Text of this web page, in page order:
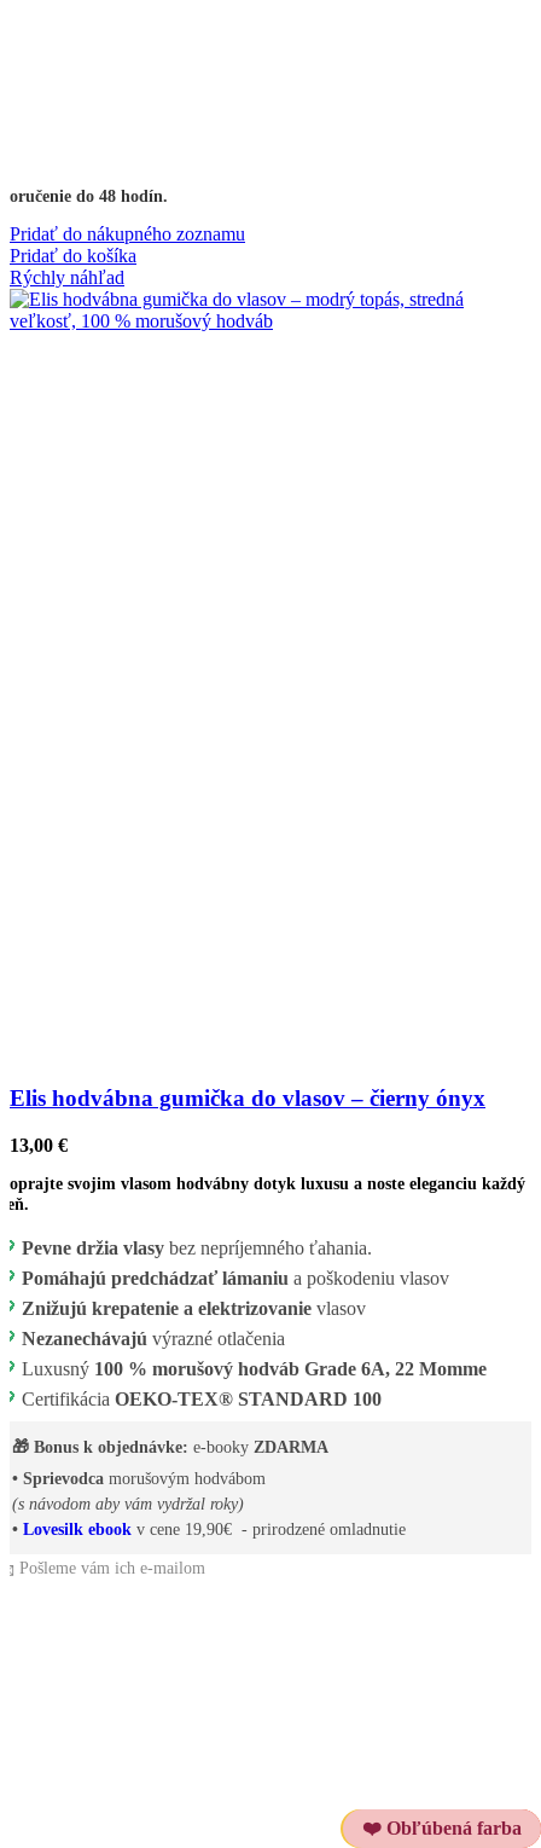
do 48 hodín.
Pridať do nákupného zoznamu
Pridať do košíka
Rýchly náhľad
Elis hodvábna gumička do vlasov – čierny ónyx
13,00 €
svojim vlasom hodvábny dotyk luxusu a noste eleganciu každý
Pevne držia vlasy bez nepríjemného ťahania.
Pomáhajú predchádzať lámaniu a poškodeniu vlasov
Znižujú krepatenie a elektrizovanie vlasov
Nezanechávajú výrazné otlačenia
Luxusný 100 % morušový hodváb Grade 6A, 22 Momme
Certifikácia OEKO-TEX® STANDARD 100
🎁 Bonus k objednávke: e-booky ZDARMA
• Sprievodca morušovým hodvábom
(s návodom aby vám vydržal roky)
• Lovesilk ebook v cene 19,90€ - prirodzené omladnutie
Pošleme vám ich e-mailom
⭐ Najpredávanejšie
⚡ Akcia
❤️ Obľúbená farba